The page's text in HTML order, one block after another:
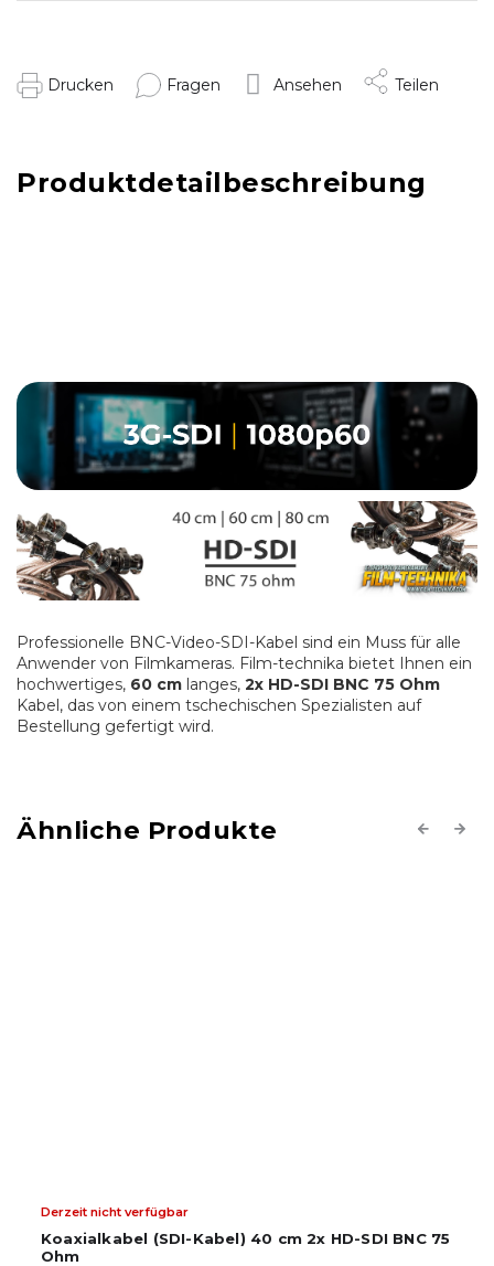
Drucken Fragen Ansehen Teilen
Produktdetailbeschreibung
Professionelle BNC-Video-SDI-Kabel sind ein Muss für alle
Anwender von Filmkameras. Film-technika bietet Ihnen ein
hochwertiges, 60 cm langes, 2x HD-SDI BNC 75 Ohm
Kabel, das von einem tschechischen Spezialisten auf
Bestellung gefertigt wird.
Previous
Koaxialkabel (SDI-Kabel) 40 cm 2x HD-SDI BNC 75
Ohm
Derzeit nicht verfügbar
Next